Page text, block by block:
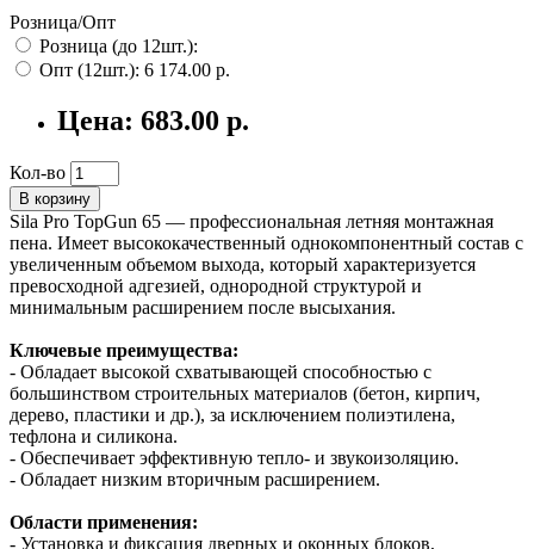
Розница/Опт
Розница (до 12шт.):
Опт (12шт.): 6 174.00 р.
Цена: 683.00 р.
Кол-во
В корзину
Sila Pro TopGun 65 — профессиональная летняя монтажная
пена. Имеет высококачественный однокомпонентный состав с
увеличенным объемом выхода, который характеризуется
превосходной адгезией, однородной структурой и
минимальным расширением после высыхания.
Ключевые преимущества:
- Обладает высокой схватывающей способностью с
большинством строительных материалов (бетон, кирпич,
дерево, пластики и др.), за исключением полиэтилена,
тефлона и силикона.
- Обеспечивает эффективную тепло- и звукоизоляцию.
- Обладает низким вторичным расширением.
Области применения:
- Установка и фиксация дверных и оконных блоков,